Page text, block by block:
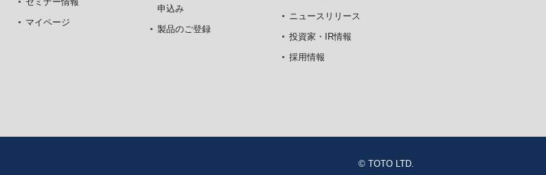
マイページ
申込み
製品のご登録
ニュースリリース
投資家・IR情報
採用情報
© TOTO LTD.